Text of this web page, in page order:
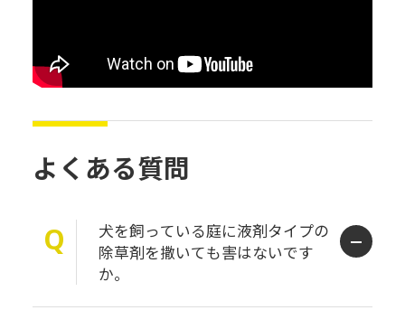
よくある質問
Q
犬を飼っている庭に液剤タイプの
除草剤を撒いても害はないです
か。